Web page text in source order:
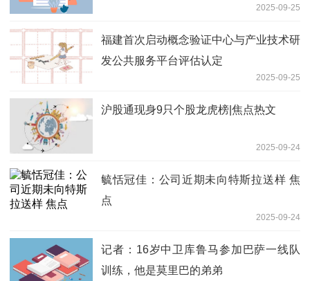
2025-09-25
福建首次启动概念验证中心与产业技术研
发公共服务平台评估认定
2025-09-25
沪股通现身9只个股龙虎榜|焦点热文
2025-09-24
毓恬冠佳：公司近期未向特斯拉送样 焦
点
2025-09-24
记者：16岁中卫库鲁马参加巴萨一线队
训练，他是莫里巴的弟弟